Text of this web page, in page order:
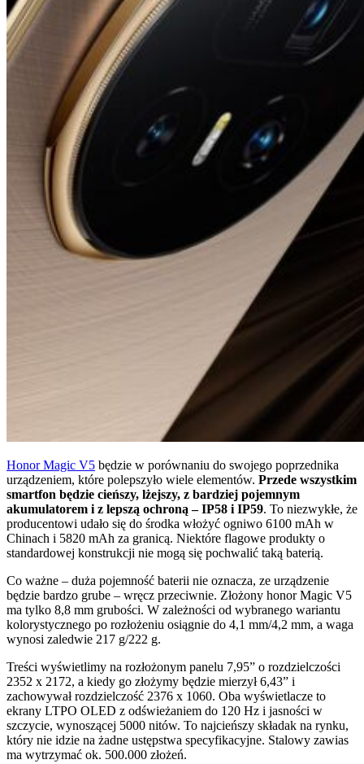
Honor Magic V5 będzie w porównaniu do swojego poprzednika
urządzeniem, które polepszyło wiele elementów. Przede wszystkim
smartfon będzie cieńszy, lżejszy, z bardziej pojemnym
akumulatorem i z lepszą ochroną – IP58 i IP59. To niezwykłe, że
producentowi udało się do środka włożyć ogniwo 6100 mAh w
Chinach i 5820 mAh za granicą. Niektóre flagowe produkty o
standardowej konstrukcji nie mogą się pochwalić taką baterią.
Co ważne – duża pojemność baterii nie oznacza, ze urządzenie
będzie bardzo grube – wręcz przeciwnie. Złożony honor Magic V5
ma tylko 8,8 mm grubości. W zależności od wybranego wariantu
kolorystycznego po rozłożeniu osiągnie do 4,1 mm/4,2 mm, a waga
wynosi zaledwie 217 g/222 g.
Treści wyświetlimy na rozłożonym panelu 7,95” o rozdzielczości
2352 x 2172, a kiedy go złożymy będzie mierzył 6,43” i
zachowywał rozdzielczość 2376 x 1060. Oba wyświetlacze to
ekrany LTPO OLED z odświeżaniem do 120 Hz i jasności w
szczycie, wynoszącej 5000 nitów. To najcieńszy składak na rynku,
który nie idzie na żadne ustępstwa specyfikacyjne. Stalowy zawias
ma wytrzymać ok. 500.000 złożeń.